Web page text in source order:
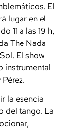
El
lugar en el
11 a las 19 h,
The Nada
El show
instrumental
la esencia
del tango. La